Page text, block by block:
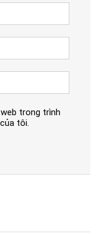
trong trình
tôi.